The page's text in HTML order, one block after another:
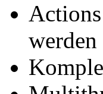
werden